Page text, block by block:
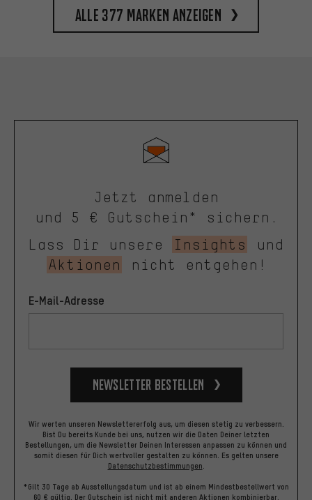
Alle 377 Marken anzeigen
Jetzt anmelden
und 5 € Gutschein* sichern.
Lass Dir unsere
Insights
und
Aktionen
nicht entgehen!
E-Mail-Adresse
Newsletter bestellen
Wir werten unseren Newslettererfolg aus, um diesen stetig zu verbessern.
Bist Du bereits Kunde bei uns, nutzen wir die Daten Deiner letzten
Bestellungen, um die Newsletter Deinen Interessen anpassen zu können und
somit diesen für Dich wertvoller gestalten zu können. Es gelten unsere
Datenschutzbestimmungen
*Gilt 30 Tage ab Ausstellungsdatum und ist ab einem Mindestbestellwert von
60 € gültig. Der Gutschein ist nicht mit anderen Aktionen kombinierbar.